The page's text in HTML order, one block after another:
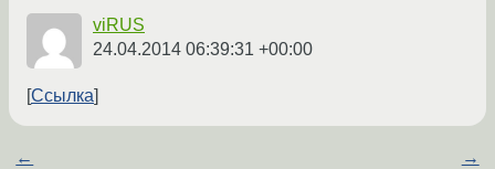
viRUS
24.04.2014 06:39:31 +00:00
Ссылка
← →